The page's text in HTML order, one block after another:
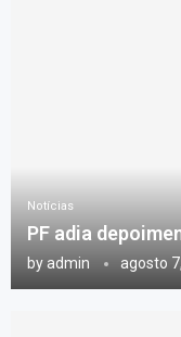
Notícias
PF adia
byadmin agosto